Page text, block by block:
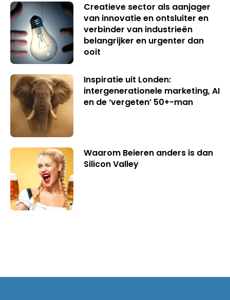
Creatieve sector als aanjager
van innovatie en ontsluiter en
verbinder van industrieën
belangrijker en urgenter dan
ooit
Inspiratie uit Londen:
intergenerationele marketing, AI
en de ‘vergeten’ 50+-man
Waarom Beieren anders is dan
Silicon Valley